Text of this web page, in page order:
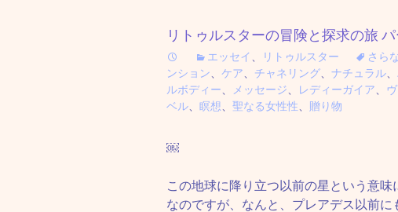
リトゥルスターの冒険と探求の旅 パ
エッセイ、 リトゥルスター さら
ンション、 ケア、 チャネリング、 ナチュラル、
ルボディー、 メッセージ、 レディーガイア、
ベル、 瞑想、 聖なる女性性、 贈り物
￼
この地球に降り立つ以前の星という意
なのですが、なんと、プレアデス以前